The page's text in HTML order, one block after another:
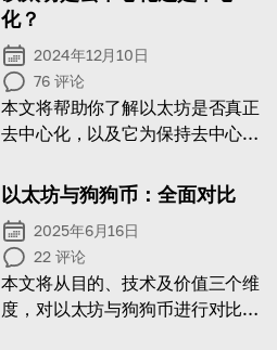
化？
2024年12月10日
76 评论
本文将帮助你了解以太坊是否真正
去中心化，以及它为保持去中心化
以太坊与狗狗币：全面对比
2025年6月16日
22 评论
本文将从目的、技术及价值三个维
度，对以太坊与狗狗币进行对比分